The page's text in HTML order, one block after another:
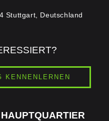
Stuttgart, Deutschland
KENNENLERNEN